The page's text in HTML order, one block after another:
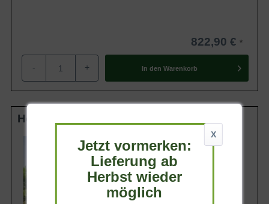
822,90 €
- + In den Warenkorb
Hochstamm 25-30 StU im Container
Lieferhöhe
320-370cm
Gewicht
ca. 150 kg
Anzahl Verschulungen
5xv (5-fach verpflanzt)
X
Jetzt vormerken:
Lieferung ab
Herbst wieder
möglich